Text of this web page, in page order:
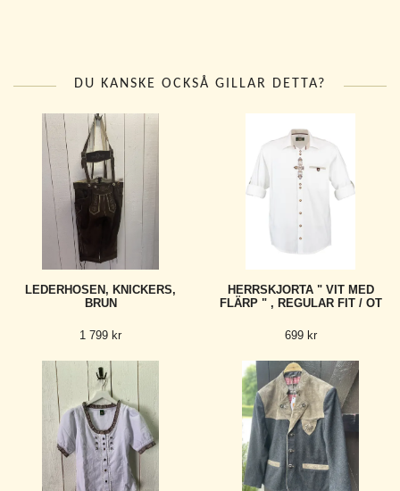
DU KANSKE OCKSÅ GILLAR DETTA?
LEDERHOSEN, KNICKERS,
BRUN
1 799 kr
HERRSKJORTA " VIT MED
FLÄRP " , REGULAR FIT / OT
699 kr